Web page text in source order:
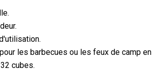
les barbecues ou les feux de camp en
cubes.